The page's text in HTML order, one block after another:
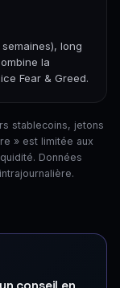
long
la
Fear & Greed.
stablecoins, jetons
» est limitée aux
Données